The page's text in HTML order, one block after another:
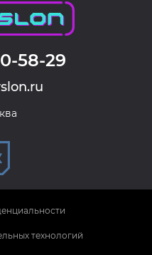
58-29
технологий